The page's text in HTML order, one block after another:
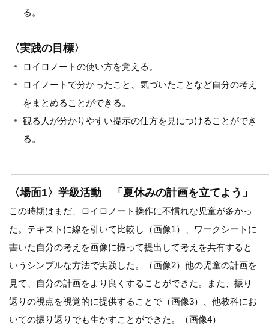
る。
〈実践の目標〉
ロイロノートの使い方を覚える。
ロイノートで分かったこと、気づいたことなど自分の考え
をまとめることができる。
観る人が分かりやすい提示の仕方を見につけることができ
る。
〈場面1〉学級活動 「夏休みの計画を立てよう」
この時期はまだ、ロイロノート操作に不慣れな児童が多かっ
た。テキストに線を引いて比較し（画像1）、ワークシートに
書いた自分の考えを画像に撮って提出して考えを共有すると
いうシンプルな方法で実践した。（画像2）他の児童の計画を
見て、自分の計画をより良くすることができた。また、振り
返りの視点を視覚的に提供することで（画像3）、他教科にお
いての振り返りでも生かすことができた。（画像4）